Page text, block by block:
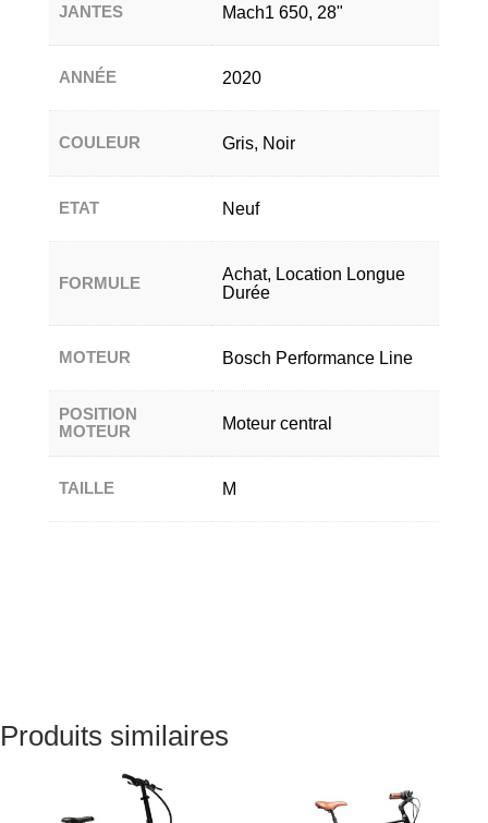
JANTES Mach1 650, 28"
ANNÉE 2020
COULEUR Gris, Noir
ETAT Neuf
FORMULE
Achat, Location Longue
Durée
MOTEUR Bosch Performance Line
POSITION
MOTEUR
Moteur central
TAILLE M
Produits similaires